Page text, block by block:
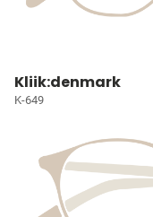
Kliik:denmark
K-649